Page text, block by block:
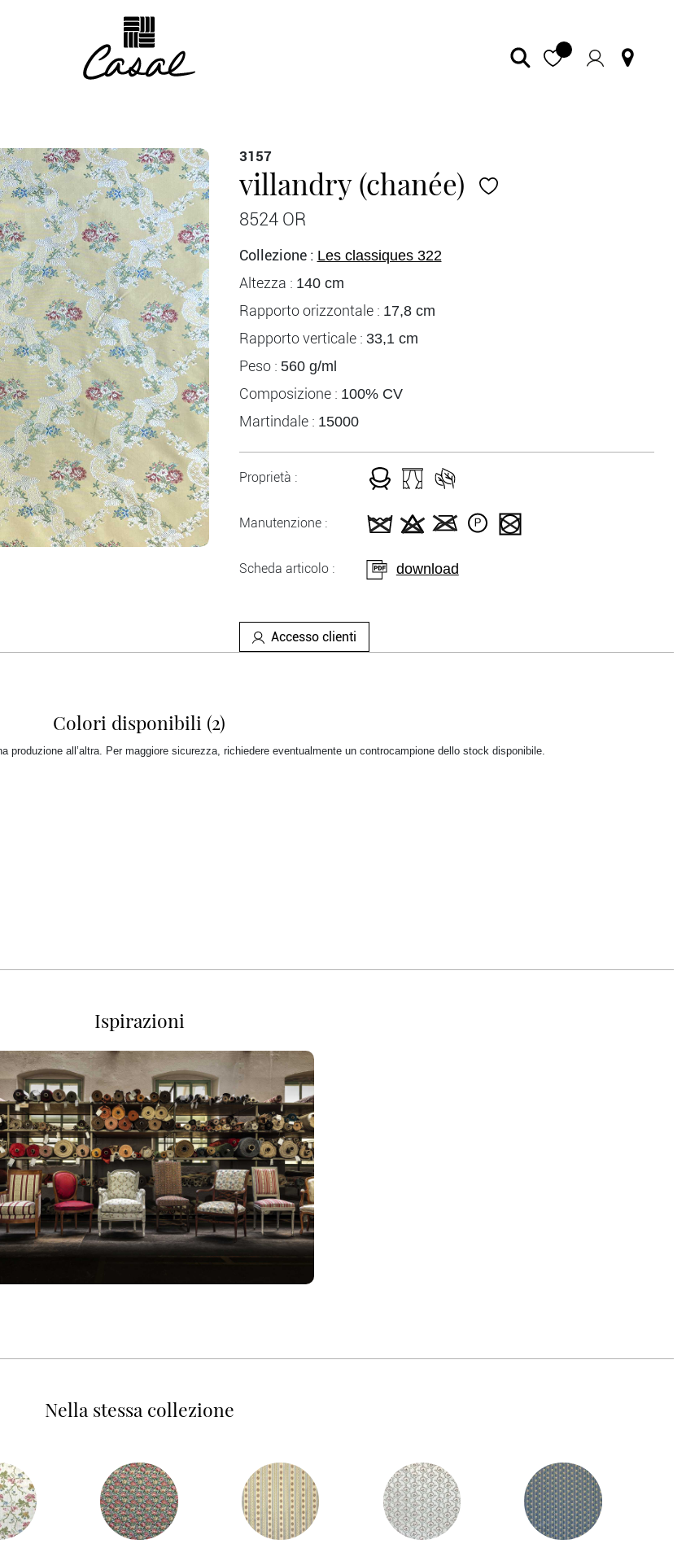
3157
villandry (chanée)
8524 OR
Collezione : Les classiques 322
Altezza : 140 cm
Rapporto orizzontale : 17,8 cm
Rapporto verticale : 33,1 cm
Peso : 560 g/ml
Composizione : 100% CV
Martindale : 15000
Proprietà :
Manutenzione :
Scheda articolo : download
Accesso clienti
Colori disponibili (2)
produzione all’altra. Per maggiore sicurezza, richiedere eventualmente un controcampione dello stock disponibile.
Ispirazioni
Nella stessa collezione